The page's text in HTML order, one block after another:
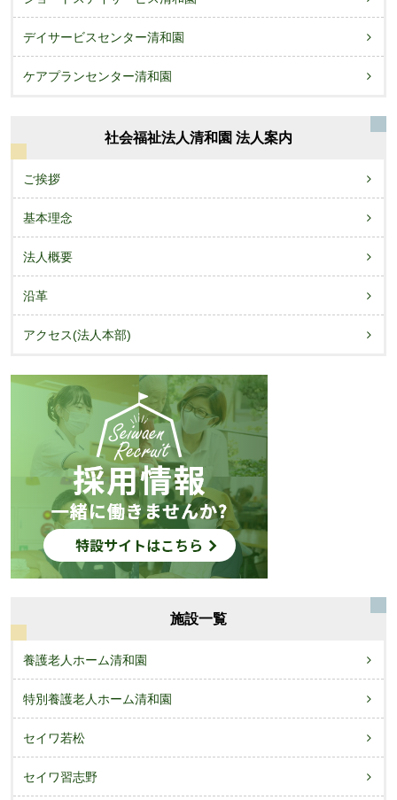
デイサービスセンター清和園
ケアプランセンター清和園
社会福祉法人清和園 法人案内
ご挨拶
基本理念
法人概要
沿革
アクセス(法人本部)
施設一覧
養護老人ホーム清和園
特別養護老人ホーム清和園
セイワ若松
セイワ習志野